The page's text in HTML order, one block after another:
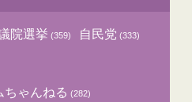
院選挙 (359) 自民党 (333)
ちゃんねる (282)